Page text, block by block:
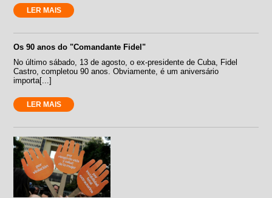
LER MAIS
Os 90 anos do "Comandante Fidel"
No último sábado, 13 de agosto, o ex-presidente de Cuba, Fidel
Castro, completou 90 anos. Obviamente, é um aniversário
importa[...]
LER MAIS